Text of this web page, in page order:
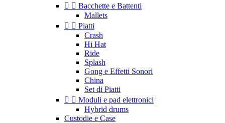
  Bacchette e Battenti
Mallets
  Piatti
Crash
Hi Hat
Ride
Splash
Gong e Effetti Sonori
China
Set di Piatti
  Moduli e pad elettronici
Hybrid drums
Custodie e Case